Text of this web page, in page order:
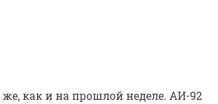
как и на прошлой неделе. АИ-92